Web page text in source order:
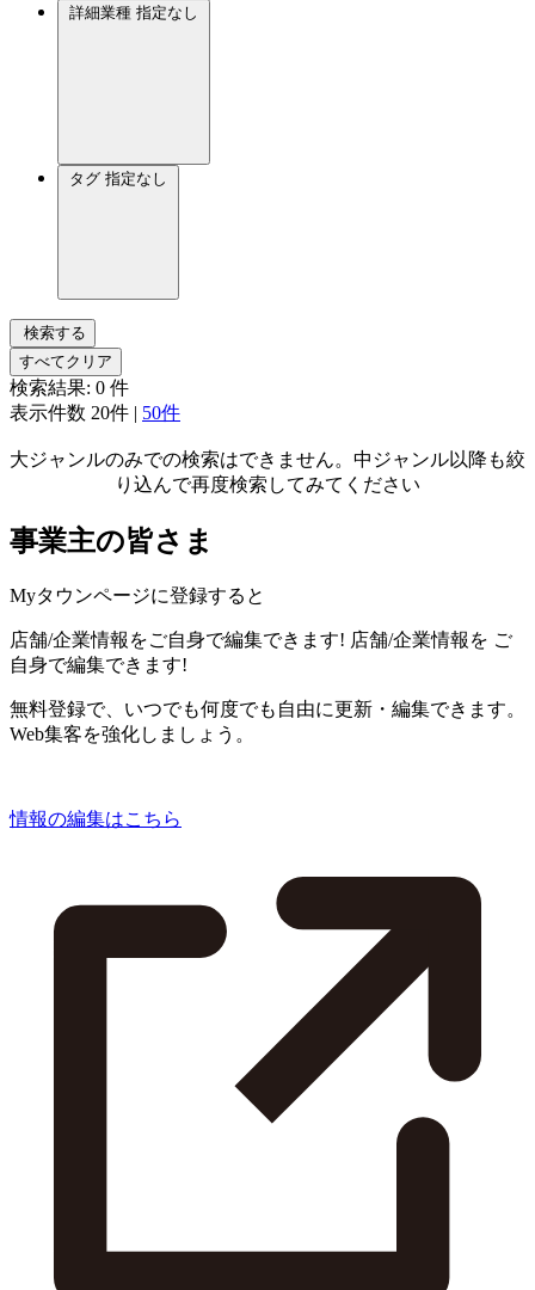
詳細業種 指定なし
タグ 指定なし
検索する
すべてクリア
検索結果: 0 件
表示件数 20件 | 50件
大ジャンルのみでの検索はできません。中ジャンル以降も絞
り込んで再度検索してみてください
事業主の皆さま
Myタウンページに登録すると
店舗/企業情報をご自身で編集できます! 店舗/企業情報を ご
自身で編集できます!
無料登録で、いつでも何度でも自由に更新・編集できます。
Web集客を強化しましょう。
情報の編集はこちら